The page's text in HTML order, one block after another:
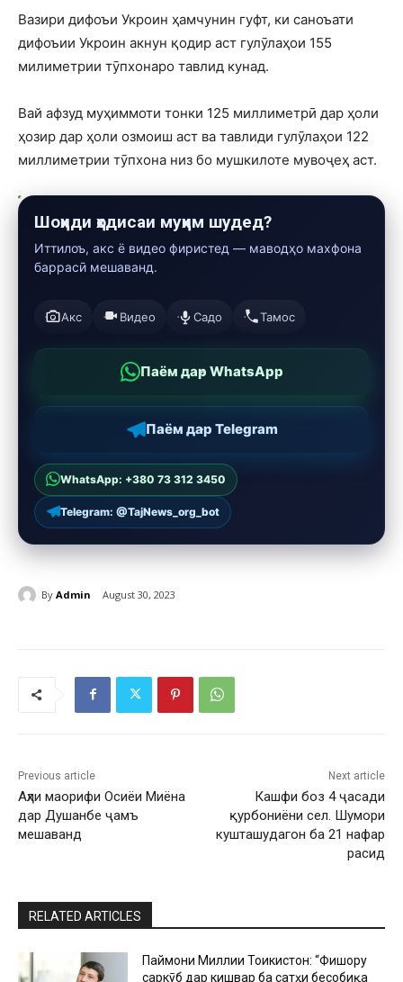
Вазири дифоъи Укроин ҳамчунин гуфт, ки саноъати
дифоъии Укроин акнун қодир аст гулӯлаҳои 155
милиметрии тӯпхонаро тавлид кунад.
Вай афзуд муҳиммоти тонки 125 миллиметрӣ дар ҳоли
ҳозир дар ҳоли озмоиш аст ва тавлиди гулӯлаҳои 122
миллиметрии тӯпхона низ бо мушкилоте мувоҷеҳ аст.
Шоҳиди ҳодисаи муҳим шудед?
Иттилоъ, акс ё видео фиристед — маводҳо махфона
баррасӣ мешаванд.
Акс Видео Садо Тамос
Паём дар WhatsApp
Паём дар Telegram
WhatsApp: +380 73 312 3450
Telegram: @TajNews_org_bot
By Admin August 30, 2023
Previous article
Аҳли маорифи Осиёи Миёна
дар Душанбе ҷамъ
мешаванд
Next article
Кашфи боз 4 ҷасади
қурбониёни сел. Шумори
кушташудагон ба 21 нафар
расид
RELATED ARTICLES
Паймони Миллии Тоҷикистон: “Фишору
саркӯб дар кишвар ба сатҳи бесобиқа